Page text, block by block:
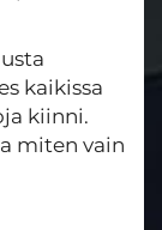
kaikissa
kiinni.
miten vain